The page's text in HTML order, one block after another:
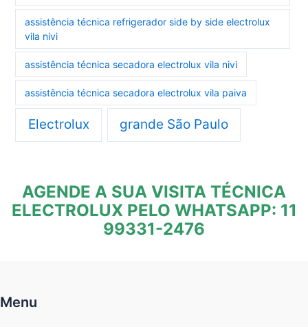
assistência técnica refrigerador side by side electrolux
vila nivi
assistência técnica secadora electrolux vila nivi
assistência técnica secadora electrolux vila paiva
Electrolux grande São Paulo
AGENDE A SUA VISITA TÉCNICA
ELECTROLUX PELO WHATSAPP: 11
99331-2476
Menu